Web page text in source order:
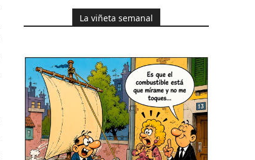
La viñeta semanal